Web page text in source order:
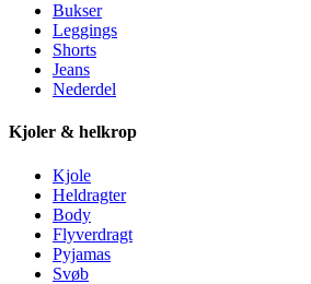
Bukser
Leggings
Shorts
Jeans
Nederdel
Kjoler & helkrop
Kjole
Heldragter
Body
Flyverdragt
Pyjamas
Svøb